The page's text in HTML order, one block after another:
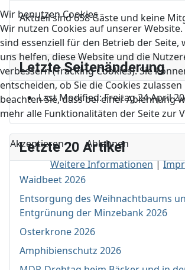
Aktuell sind 658 Gäste und keine
Letzte Seitenänderung
Last Modified: Freitag 24 April
Letzte 20 Artikel
Waidbeet 2026
Entsorgung des Weihnachtbaums
Entgrünung der Minzebank 2026
Osterkrone 2026
Amphibienschutz 2026
Wir benutzen Cookies
Wir nutzen Cookies auf unserer
sind essenziell für den Betrieb der Seite,
uns helfen, diese Website und die
verbessern (Tracking Cookies). Sie
entscheiden, ob Sie die Cookies
beachten Sie, dass bei einer Ablehnung
mehr alle Funktionalitäten der Seite zur
Akzeptieren
Ablehnen
Weitere Informationen|